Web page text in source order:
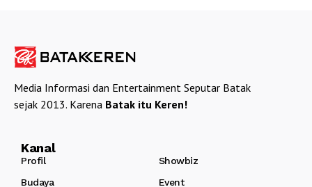
Media Informasi dan Entertainment Seputar Batak
sejak 2013. Karena Batak itu Keren!
Kanal
Profil
Showbiz
Budaya
Event